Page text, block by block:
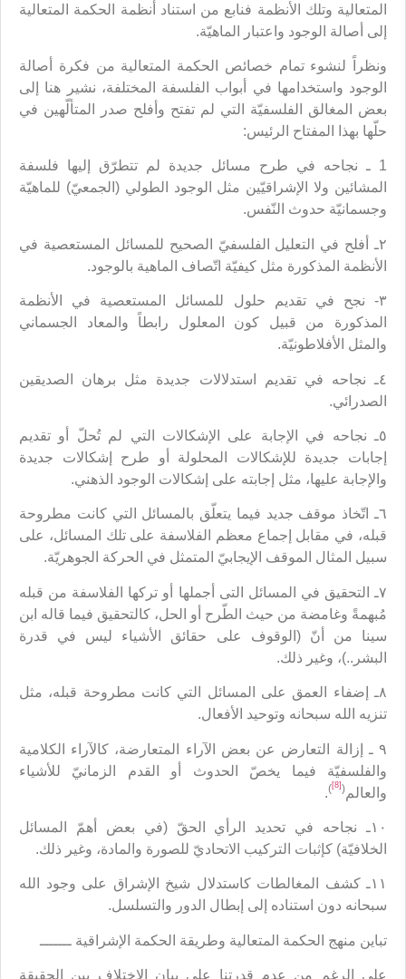
المتعالية وتلك الأنظمة فنابع من استناد أنظمة الحكمة المتعالية
إلى أصالة الوجود واعتبار الماهيّة.
ونظراً لنشوء تمام خصائص الحكمة المتعالية من فكرة أصالة
الوجود واستخدامها في أبواب الفلسفة المختلفة، نشير هنا إلى
بعض المغالق الفلسفيّة التي لم تفتح وأفلح صدر المتألّهين في
حلّها بهذا المفتاح الرئيس:
1 ـ نجاحه في طرح مسائل جديدة لم تتطرّق إليها فلسفة
المشائين ولا الإشراقيّين مثل الوجود الطولي (الجمعيّ) للماهيّة
وجسمانيّة حدوث النّفس.
٢ـ أفلح في التعليل الفلسفيّ الصحيح للمسائل المستعصية في
الأنظمة المذكورة مثل كيفيّة اتّصاف الماهية بالوجود.
٣- نجح في تقديم حلول للمسائل المستعصية في الأنظمة
المذكورة من قبيل كون المعلول رابطاً والمعاد الجسماني
والمثل الأفلاطونيّة.
٤ـ نجاحه في تقديم استدلالات جديدة مثل برهان الصديقين
الصدرائي.
٥ـ نجاحه في الإجابة على الإشكالات التي لم تُحلّ أو تقديم
إجابات جديدة للإشكالات المحلولة أو طرح إشكالات جديدة
والإجابة عليها، مثل إجابته على إشكالات الوجود الذهني.
٦ـ اتّخاذ موقف جديد فيما يتعلّق بالمسائل التي كانت مطروحة
قبله، في مقابل إجماع معظم الفلاسفة على تلك المسائل، على
سبيل المثال الموقف الإيجابيّ المتمثل في الحركة الجوهريّة.
٧ـ التحقيق في المسائل التى أجملها أو تركها الفلاسفة من قبله
مُبهمةً وغامضة من حيث الطّرح أو الحل، كالتحقيق فيما قاله ابن
سينا من أنّ (الوقوف على حقائق الأشياء ليس في قدرة
البشر..)، وغير ذلك.
٨ـ إضفاء العمق على المسائل التي كانت مطروحة قبله، مثل
تنزيه الله سبحانه وتوحيد الأفعال.
٩ ـ إزالة التعارض عن بعض الآراء المتعارضة، كالآراء الكلامية
والفلسفيّة فيما يخصّ الحدوث أو القدم الزمانيّ للأشياء
والعالم(
[8]
)
.
١٠ـ نجاحه في تحديد الرأي الحقّ (في بعض أهمّ المسائل
الخلافيّة) كإثبات التركيب الاتحاديّ للصورة والمادة، وغير ذلك.
١١ـ كشف المغالطات كاستدلال شيخ الإشراق على وجود الله
سبحانه دون استناده إلى إبطال الدور والتسلسل.
تباين منهج الحكمة المتعالية وطريقة الحكمة الإشراقية ـــــــ
على الرغم من عدم قدرتنا على بيان الاختلاف بين الحقيقة